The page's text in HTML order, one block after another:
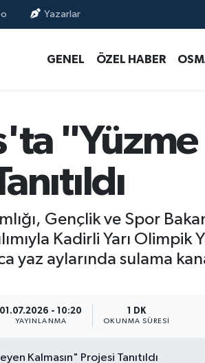
Yazarlar
GENEL ÖZEL HABER
Gençlik ve Spor
Kadirli Yarı
yaz aylarında sulama
01.07.2026 - 10:20
YAYINLANMA
1 DK
OKUNMA SÜRESI